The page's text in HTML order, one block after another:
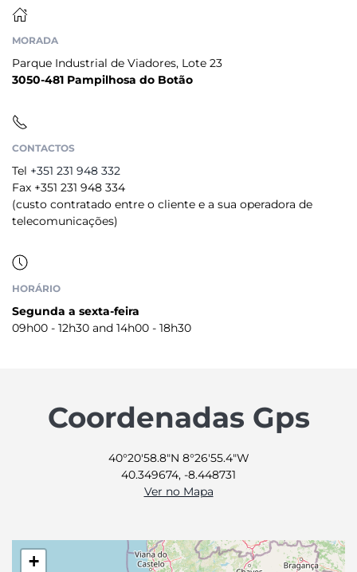
MORADA
Parque Industrial de Viadores, Lote 23
3050-481 Pampilhosa do Botão
CONTACTOS
Tel +351 231 948 332
Fax +351 231 948 334
(custo contratado entre o cliente e a sua operadora de
telecomunicações)
HORÁRIO
Segunda a sexta-feira
09h00 - 12h30 and 14h00 - 18h30
Coordenadas Gps
40°20'58.8"N 8°26'55.4"W
40.349674, -8.448731
Ver no Mapa
+